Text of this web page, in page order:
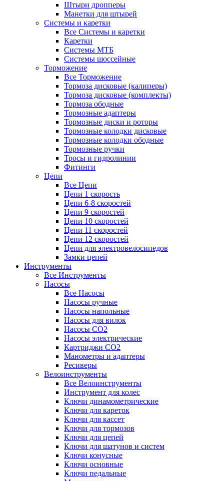
Штыри дропперы
Манетки для штырей
Системы и каретки
Все Системы и каретки
Каретки
Системы МТБ
Системы шоссейные
Торможение
Все Торможение
Тормоза дисковые (калиперы)
Тормоза дисковые (комплекты)
Тормоза ободные
Тормозные адаптеры
Тормозные диски и роторы
Тормозные колодки дисковые
Тормозные колодки ободные
Тормозные ручки
Тросы и гидролинии
Фитинги
Цепи
Все Цепи
Цепи 1 скорость
Цепи 6-8 скоростей
Цепи 9 скоростей
Цепи 10 скоростей
Цепи 11 скоростей
Цепи 12 скоростей
Цепи для электровелосипедов
Замки цепей
Инструменты
Все Инструменты
Насосы
Все Насосы
Насосы ручные
Насосы напольные
Насосы для вилок
Насосы CO2
Насосы электрические
Картриджи CO2
Манометры и адаптеры
Ресиверы
Велоинструменты
Все Велоинструменты
Инструмент для колес
Ключи динамометрические
Ключи для кареток
Ключи для кассет
Ключи для тормозов
Ключи для цепей
Ключи для шатунов и систем
Ключи конусные
Ключи основные
Ключи педальные